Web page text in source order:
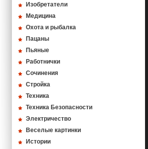
Изобретатели
Медицина
Охота и рыбалка
Пацаны
Пьяные
Работнички
Сочинения
Стройка
Техника
Техника Безопасности
Электричество
Веселые картинки
Истории